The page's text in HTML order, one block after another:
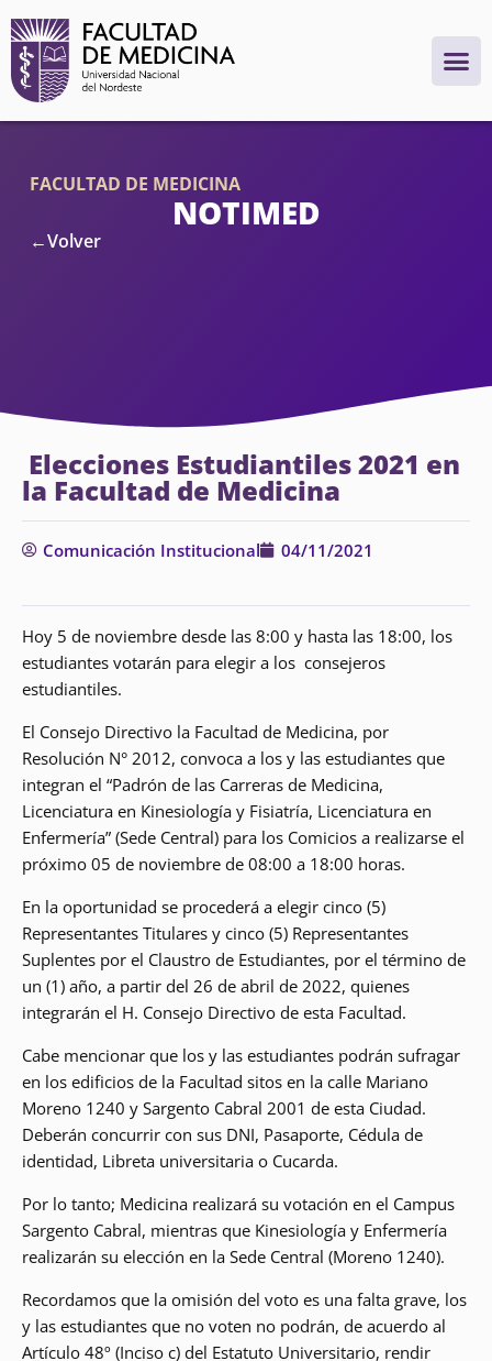
FACULTAD DE MEDICINA
NOTIMED
←Volver
Elecciones Estudiantiles 2021 en
la Facultad de Medicina
Comunicación Institucional 04/11/2021
Hoy 5 de noviembre desde las 8:00 y hasta las 18:00, los
estudiantes votarán para elegir a los consejeros
estudiantiles.
El Consejo Directivo la Facultad de Medicina, por
Resolución N° 2012, convoca a los y las estudiantes que
integran el “Padrón de las Carreras de Medicina,
Licenciatura en Kinesiología y Fisiatría, Licenciatura en
Enfermería” (Sede Central) para los Comicios a realizarse el
próximo 05 de noviembre de 08:00 a 18:00 horas.
En la oportunidad se procederá a elegir cinco (5)
Representantes Titulares y cinco (5) Representantes
Suplentes por el Claustro de Estudiantes, por el término de
un (1) año, a partir del 26 de abril de 2022, quienes
integrarán el H. Consejo Directivo de esta Facultad.
Cabe mencionar que los y las estudiantes podrán sufragar
en los edificios de la Facultad sitos en la calle Mariano
Moreno 1240 y Sargento Cabral 2001 de esta Ciudad.
Deberán concurrir con sus DNI, Pasaporte, Cédula de
identidad, Libreta universitaria o Cucarda.
Por lo tanto; Medicina realizará su votación en el Campus
Sargento Cabral, mientras que Kinesiología y Enfermería
realizarán su elección en la Sede Central (Moreno 1240).
Recordamos que la omisión del voto es una falta grave, los
y las estudiantes que no voten no podrán, de acuerdo al
Artículo 48º (Inciso c) del Estatuto Universitario, rendir